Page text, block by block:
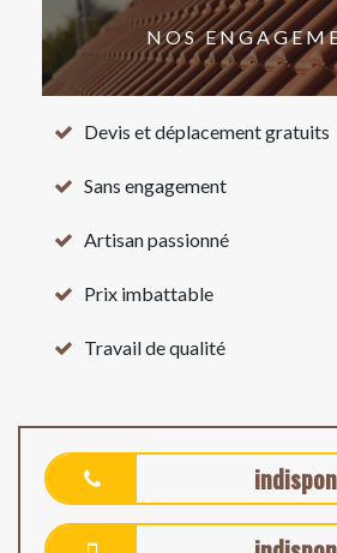
NOS
Devis et déplacement gratuits
Sans engagement
Artisan passionné
Prix imbattable
Travail de qualité